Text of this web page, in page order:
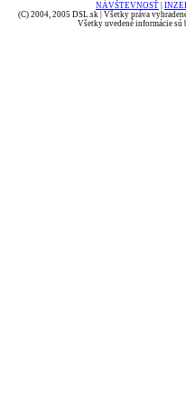
NÁVŠTEVNOSŤ
(C) 2004, 2005 DSL.sk | Všetky práva
Všetky uvedené informácie sú